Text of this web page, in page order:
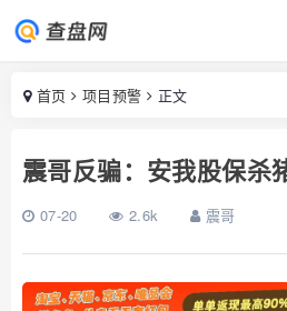
首页 项目预警 正文
震哥反骗：安我股保杀
07-20 2.6k 震哥